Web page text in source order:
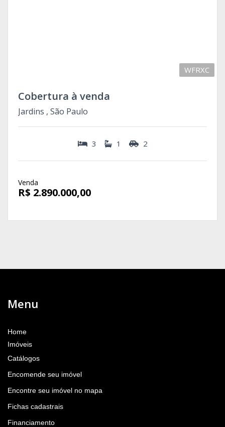
WFRXC
Cobertura à venda
Jardins , São Paulo
3 1 2
Venda
R$ 2.890.000,00
Menu
Home
Imóveis
Catálogos
Encomende seu imóvel
Encontre seu imóvel no mapa
Fichas cadastrais
Financiamento